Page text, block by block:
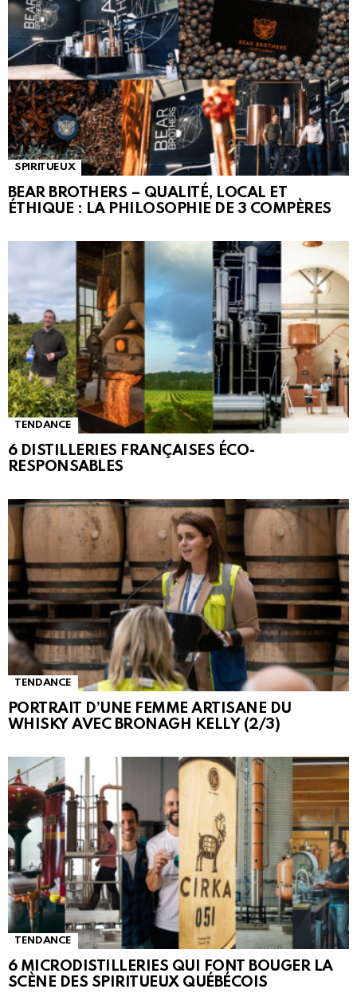
SPIRITUEUX
BEAR BROTHERS – QUALITÉ, LOCAL ET
ÉTHIQUE : LA PHILOSOPHIE DE 3 COMPÈRES
TENDANCE
6 DISTILLERIES FRANÇAISES ÉCO-
RESPONSABLES
TENDANCE
PORTRAIT D’UNE FEMME ARTISANE DU
WHISKY AVEC BRONAGH KELLY (2/3)
TENDANCE
6 MICRODISTILLERIES QUI FONT BOUGER LA
SCÈNE DES SPIRITUEUX QUÉBÉCOIS